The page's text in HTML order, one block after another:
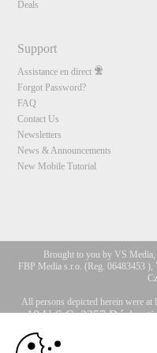
Deals
Support
Assistance en direct
Forgot Password?
FAQ
Contact Us
Newsletters
News & Announcements
New Mobile Tutorial
Brought to you by VS
FBP Media s.r.o. (Reg. 06483453
All persons depicted herein were at
18 U.S.C. 2257